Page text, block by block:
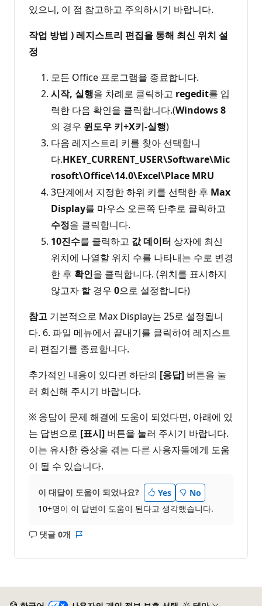
있으니, 이 점 참고하고 주의하시기 바랍니다.
작업 방법 ) 레지스트리 편집을 통해 최신 위치 설
정
모든 Office 프로그램을 종료합니다.
시작, 실행을 차례로 클릭하고 regedit를 입
력한 다음 확인을 클릭합니다.(Windows 8
의 경우 윈도우 키+X키-실행)
다음 레지스트리 키를 찾아 선택합니
다.HKEY_CURRENT_USER\Software\Mic
rosoft\Office\14.0\Excel\Place MRU
3단계에서 지정한 하위 키를 선택한 후 Max
Display를 마우스 오른쪽 단추로 클릭하고
수정을 클릭합니다.
10진수를 클릭하고 값 데이터 상자에 최신
위치에 나열할 위치 수를 나타내는 수로 변경
한 후 확인을 클릭합니다. (위치를 표시하지
않고자 할 경우 0으로 설정합니다)
참고 기본적으로 Max Display는 25로 설정됩니
다. 6. 파일 메뉴에서 끝내기를 클릭하여 레지스트
리 편집기를 종료합니다.
추가적인 내용이 있다면 하단의 [응답] 버튼을 눌
러 회신해 주시기 바랍니다.
※ 응답이 문제 해결에 도움이 되었다면, 아래에 있
는 답변으로 [표시] 버튼을 눌러 주시기 바랍니다.
이는 유사한 증상을 겪는 다른 사용자들에게 도움
이 될 수 있습니다.
이 대답이 도움이 되었나요? Yes
No
10+명이 이 답변이 도움이 된다고 생각했습니다.
댓글 0개
설